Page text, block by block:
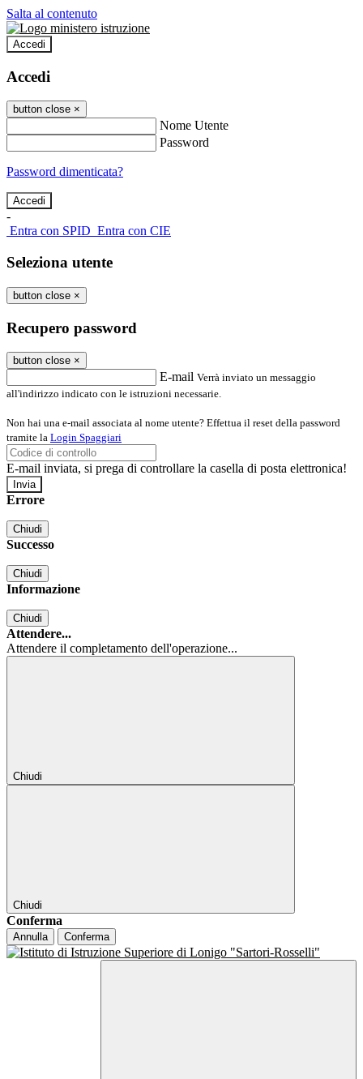
Salta al contenuto
Accedi
Accedi
button close ×
Nome Utente
Password
Password dimenticata?
-
Entra con SPID Entra con CIE
Seleziona utente
button close ×
Recupero password
button close ×
E-mail Verrà inviato un messaggio
all'indirizzo indicato con le istruzioni necessarie.
Non hai una e-mail associata al nome utente? Effettua il reset della password
tramite la Login Spaggiari
E-mail inviata, si prega di controllare la casella di posta elettronica!
Errore
Chiudi
Successo
Chiudi
Informazione
Chiudi
Attendere...
Attendere il completamento dell'operazione...
Chiudi
Chiudi
Conferma
Annulla Conferma